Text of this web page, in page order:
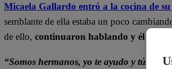
Micaela Gallardo entró a la cocina de
semblante de ella estaba un poco
de ello, continuaron hablando y él me
“Somos hermanos, yo te ayudo y tú me